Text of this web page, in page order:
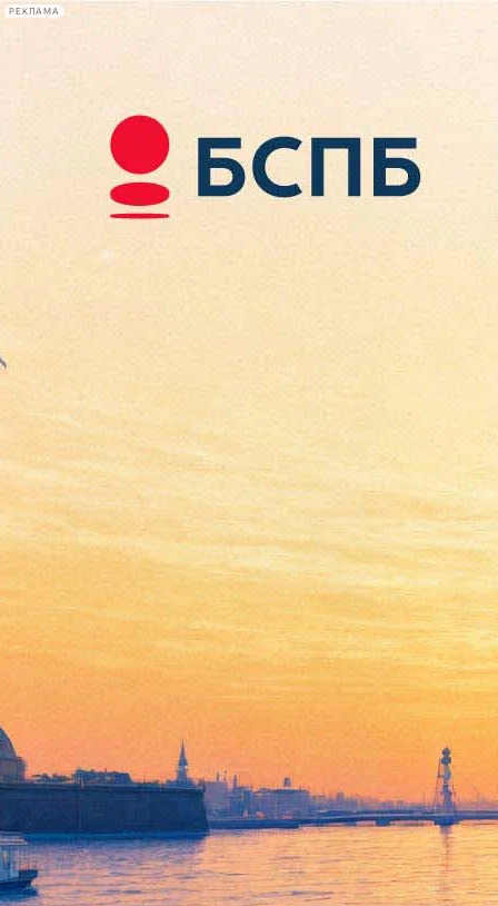
РЕКЛАМА
Сегодня:
2026.08.08
14:18
Афиша Plus
Скорсезе, наконец, приступит
к «Ирландцу» с Аль Пачино
и Де Ниро
Версия для печати
издания Deadline, оскароносный режиссер
Мартин Скорсезе, снявший такие фильмы, как «Таксист»,
«Казино» и «Волк с Уолл-Стрит», приступит к съемкам новой
картины в следующем году. Выйти в свет она должна в конце
2018-го.